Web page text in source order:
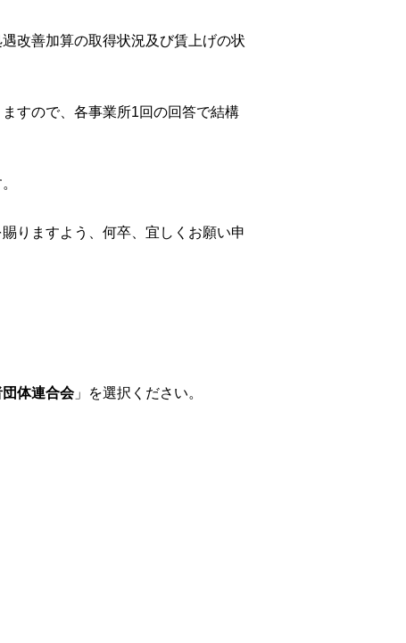
改善加算の取得状況及び賃上げの状
すので、各事業所1回の回答で結構
りますよう、何卒、宜しくお願い申
体連合会」を選択ください。